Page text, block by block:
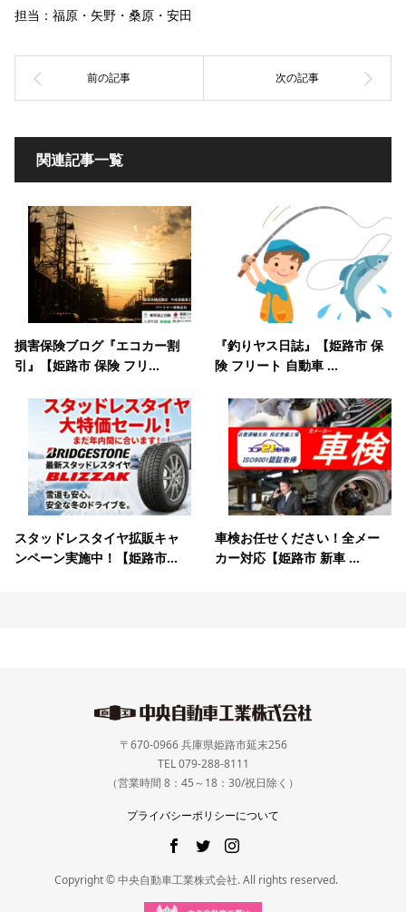
担当：福原・矢野・桑原・安田
関連記事一覧
損害保険ブログ『エコカー割
引』【姫路市 保険 フリ...
『釣りヤス日誌』【姫路市 保
険 フリート 自動車 ...
スタッドレスタイヤ拡販キャ
ンペーン実施中！【姫路市...
車検お任せください！全メー
カー対応【姫路市 新車 ...
〒670-0966 兵庫県姫路市延末256
TEL 079-288-8111
（営業時間 8：45～18：30/祝日除く）
プライバシーポリシーについて
Copyright © 中央自動車工業株式会社. All rights reserved.